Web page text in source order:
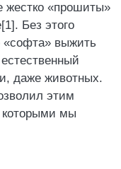
жестко «прошиты»
Без этого
«софта» выжить
даже животных.
этим
которыми мы